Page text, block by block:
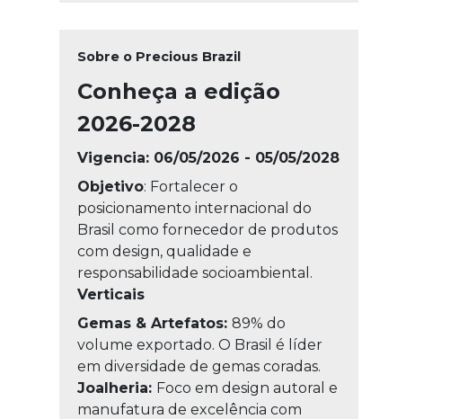
Sobre o Precious Brazil
Conheça a edição
2026-2028
Vigencia: 06/05/2026 - 05/05/2028
Objetivo: Fortalecer o
posicionamento internacional do
Brasil como fornecedor de produtos
com design, qualidade e
responsabilidade socioambiental.
Verticais
Gemas & Artefatos: 89% do
volume exportado. O Brasil é líder
em diversidade de gemas coradas.
Joalheria: Foco em design autoral e
manufatura de excelência com